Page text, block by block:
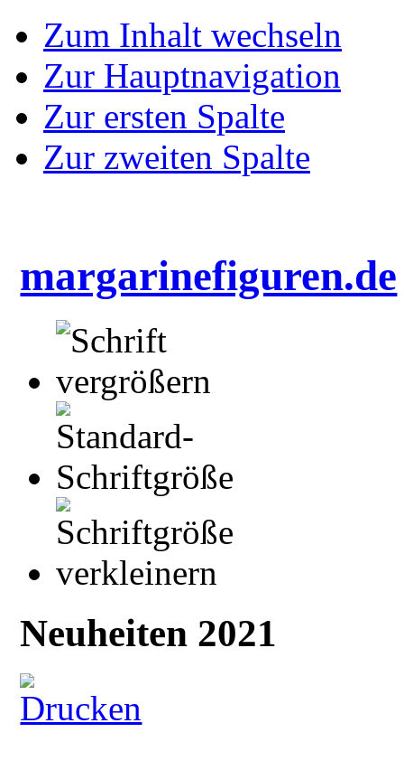
Zum Inhalt wechseln
Zur Hauptnavigation
Zur ersten Spalte
Zur zweiten Spalte
margarinefiguren.de
Neuheiten 2021